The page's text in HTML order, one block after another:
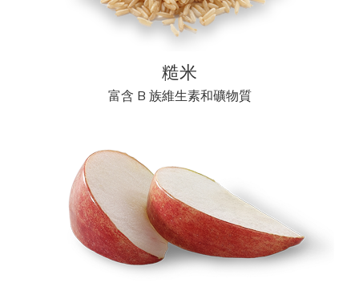
糙米
富含 B 族維生素和礦物質